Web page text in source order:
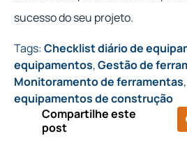
sucesso do seu projeto.
Tags:Checklist diário de
equipamentos,Gestão de
Monitoramento de ferramentas,
equipamentos de construção
Compartilhe este
post